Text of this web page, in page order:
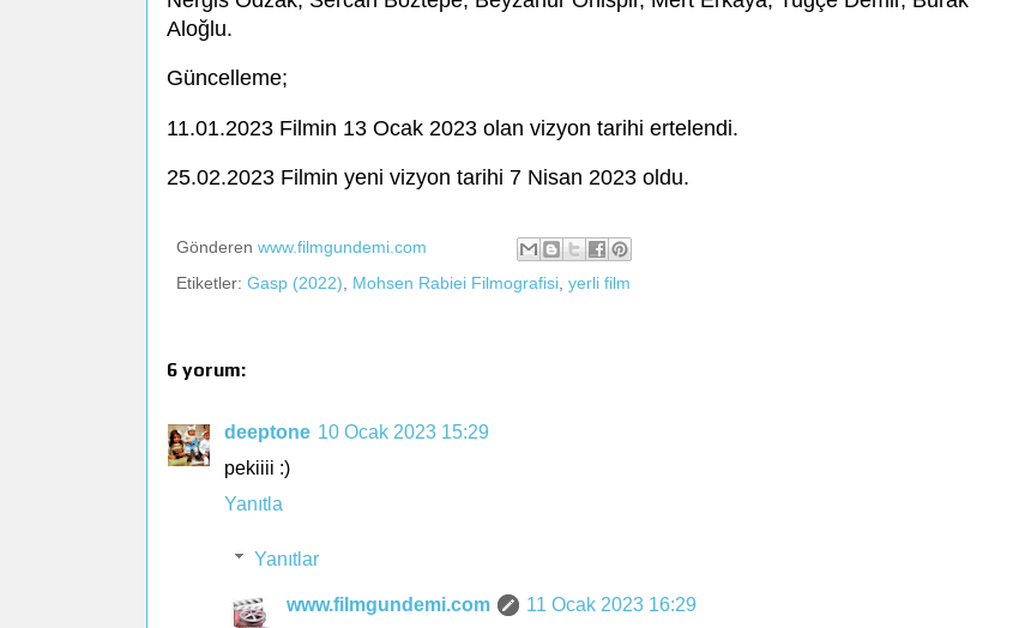
Aloğlu.
Güncelleme;
11.01.2023 Filmin 13 Ocak 2023 olan vizyon tarihi ertelendi.
25.02.2023 Filmin yeni vizyon tarihi 7 Nisan 2023 oldu.
Gönderen www.filmgundemi.com
Etiketler: Gasp (2022) Mohsen Rabiei Filmografisi yerli film
6 yorum:
deeptone 10 Ocak 2023 15:29
pekiiii :)
Yanıtla
Yanıtlar
www.filmgundemi.com
11 Ocak 2023 16:29